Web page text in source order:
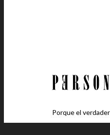
Porque el